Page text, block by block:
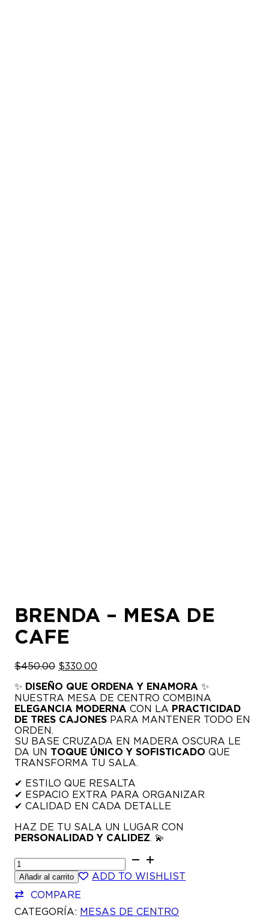
BRENDA – MESA DE
CAFE
$450.00 EL
ORIGINAL
ERA:
$450.00.
$330.00
ACTUAL
ES:
$330.00.
✨ DISEÑO QUE ORDENA Y ENAMORA ✨
NUESTRA MESA DE CENTRO COMBINA
ELEGANCIA MODERNA CON LA PRACTICIDAD
DE TRES CAJONES PARA MANTENER TODO EN
ORDEN.
SU BASE CRUZADA EN MADERA OSCURA LE
DA UN TOQUE ÚNICO Y SOFISTICADO QUE
TRANSFORMA TU SALA.
✔ ESTILO QUE RESALTA
✔ ESPACIO EXTRA PARA ORGANIZAR
✔ CALIDAD EN CADA DETALLE
HAZ DE TU SALA UN LUGAR CON
PERSONALIDAD Y CALIDEZ. 💫
BRENDA
-
MESA
DE
CAFE
CANTIDAD
Añadir al carrito
ADD TO WISHLIST
COMPARE
CATEGORÍA: MESAS DE CENTRO